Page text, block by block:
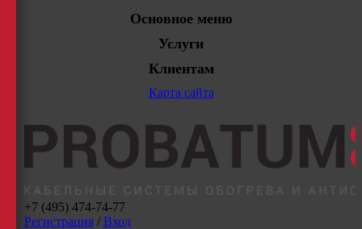
Основное меню
Услуги
Клиентам
Карта сайта
+7 (495) 474-74-77
Регистрация/ Вход